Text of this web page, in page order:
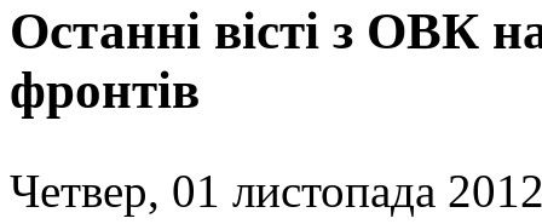
Останні вісті з ОВК
фронтів
Четвер, 01 листопада